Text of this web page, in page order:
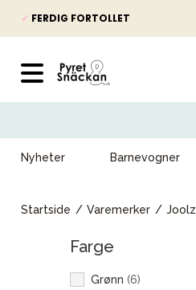
✓ FERDIG FORTOLLET
Nyheter Barnevogner
Startside Varemerker Joolz
Farge
Grønn (6)